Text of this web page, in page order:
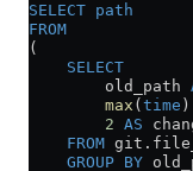
SELECT path
FROM
(
    SELECT
        old_path
        max
( time )
        2
AS
    FROM
git .
    GROUP BY